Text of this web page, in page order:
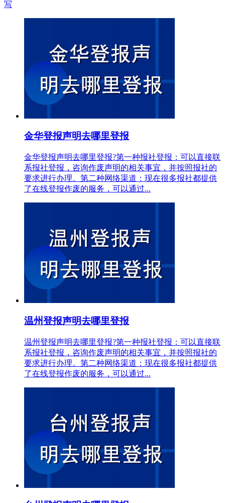
写
金华登报声明去哪里登报
金华登报声明去哪里登报?第一种报社登报：可以直接联
系报社登报，咨询作废声明的相关事宜，并按照报社的
要求进行办理。第二种网络渠道：现在很多报社都提供
了在线登报作废的服务，可以通过...
温州登报声明去哪里登报
温州登报声明去哪里登报?第一种报社登报：可以直接联
系报社登报，咨询作废声明的相关事宜，并按照报社的
要求进行办理。第二种网络渠道：现在很多报社都提供
了在线登报作废的服务，可以通过...